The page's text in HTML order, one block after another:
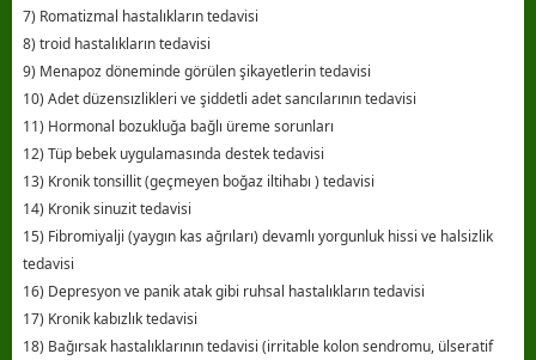
7) Romatizmal hastalıkların tedavisi
8) troid hastalıkların tedavisi
9) Menapoz döneminde görülen şikayetlerin tedavisi
10) Adet düzensızlikleri ve şiddetli adet sancılarının tedavisi
11) Hormonal bozukluğa bağlı üreme sorunları
12) Tüp bebek uygulamasında destek tedavisi
13) Kronik tonsillit (geçmeyen boğaz iltihabı ) tedavisi
14) Kronik sinuzit tedavisi
15) Fibromiyalji (yaygın kas ağrıları) devamlı yorgunluk hissi ve halsizlik
tedavisi
16) Depresyon ve panik atak gibi ruhsal hastalıkların tedavisi
17) Kronik kabızlık tedavisi
18) Bağırsak hastalıklarının tedavisi (irritable kolon sendromu, ülseratif